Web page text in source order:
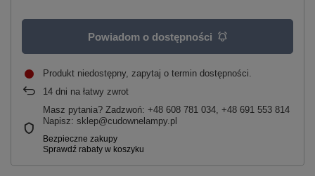
Powiadom o dostępności
Produkt niedostępny, zapytaj o termin dostępności
14 dni na łatwy zwrot
Masz pytania? Zadzwoń: +48 608 781 034, +48 691 553 814
Napisz: sklep@cudownelampy.pl